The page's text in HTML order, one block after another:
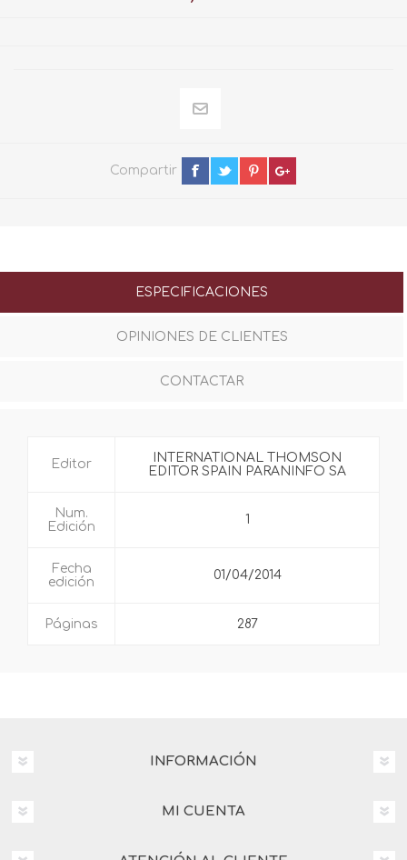
Compartir
ESPECIFICACIONES
OPINIONES DE CLIENTES
CONTACTAR
Editor
INTERNATIONAL THOMSON
EDITOR SPAIN PARANINFO SA
Num.
Edición
1
Fecha
edición
01/04/2014
Páginas 287
INFORMACIÓN
MI CUENTA